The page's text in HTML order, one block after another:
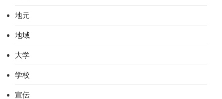
地元
地域
大学
学校
宣伝